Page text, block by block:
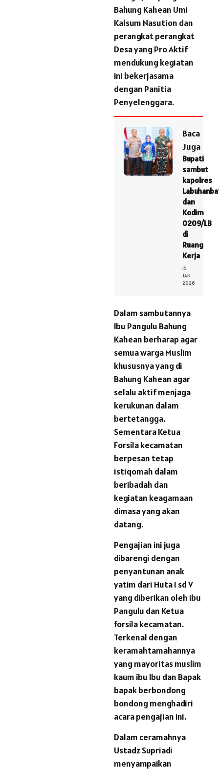
Bahung Kahean Umi
Kalsum Nasution dan
perangkat perangkat
Desa yang Pro Aktif
mendukung kegiatan
ini bekerjasama
dengan Panitia
Penyelenggara.
Baca
Juga
Bupati
sambut
kapolres
dan
Kodim
0209/LB
di
Ruang
Kerja
15
JAN
2026
Dalam sambutannya
Ibu Pangulu Bahung
Kahean berharap agar
semua warga Muslim
khususnya yang di
Bahung Kahean agar
selalu aktif menjaga
kerukunan dalam
bertetangga.
Sementara Ketua
Forsila kecamatan
berpesan tetap
istiqomah dalam
beribadah dan
kegiatan keagamaan
dimasa yang akan
datang.
Pengajian ini juga
dibarengi dengan
penyantunan anak
yatim dari Huta I sd V
yang diberikan oleh ibu
Pangulu dan Ketua
forsila kecamatan.
Terkenal dengan
keramahtamahannya
yang mayoritas muslim
kaum ibu Ibu dan Bapak
bapak berbondong
bondong menghadiri
acara pengajian ini.
Dalam ceramahnya
Ustadz Supriadi
menyampaikan